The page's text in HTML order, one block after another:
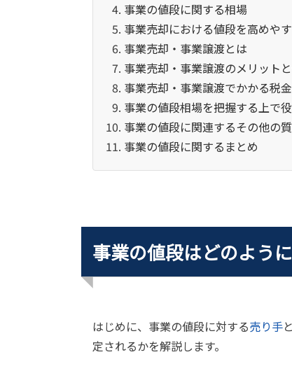
事業の値段に関する相場
事業売却における値段を高めや
事業売却・事業譲渡とは
事業売却・事業譲渡のメリット
事業売却・事業譲渡でかかる税金
事業の値段相場を把握する上で
事業の値段に関連するその他の
事業の値段に関するまとめ
事業の値段はどのよう
はじめに、事業の値段に対する売り手
定されるかを解説します。